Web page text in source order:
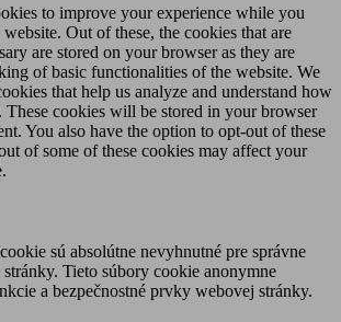
to improve your experience while you
Out of these, the cookies that are
are stored on your browser as they are
of basic functionalities of the website. We
that help us analyze and understand how
These cookies will be stored in your browser
You also have the option to opt-out of these
of some of these cookies may affect your
sú absolútne nevyhnutné pre správne
Tieto súbory cookie anonymne
a bezpečnostné prvky webovej stránky.